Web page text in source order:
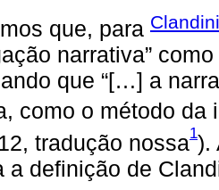
que, para
narrativa”
que “[…] a
como o método da
tradução nossa1).
a definição de